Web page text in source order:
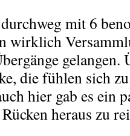
mit 6
wirklich
gelangen.
die fühlen sich
hier gab es ein
heraus zu